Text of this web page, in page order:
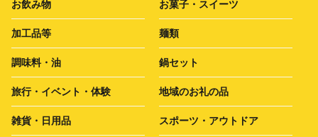
お飲み物 お菓子・スイーツ
加工品等 麺類
調味料・油 鍋セット
旅行・イベント・体験 地域のお礼の品
雑貨・日用品 スポーツ・アウトドア